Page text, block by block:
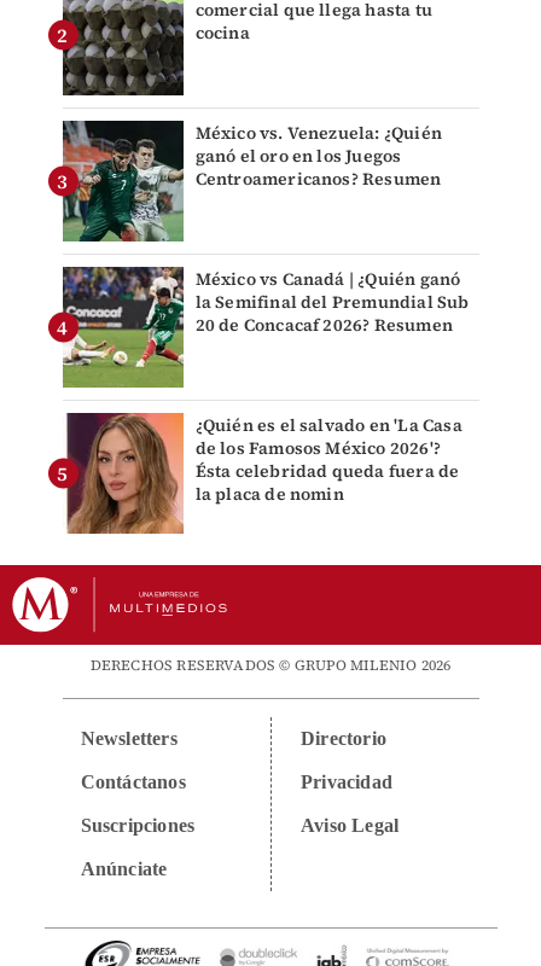
comercial que llega hasta tu
cocina
México vs. Venezuela: ¿Quién
ganó el oro en los Juegos
Centroamericanos? Resumen
México vs Canadá | ¿Quién ganó
la Semifinal del Premundial Sub
20 de Concacaf 2026? Resumen
¿Quién es el salvado en 'La Casa
de los Famosos México 2026'?
Ésta celebridad queda fuera de
la placa de nomin
DERECHOS RESERVADOS © GRUPO MILENIO 2026
Newsletters
Contáctanos
Suscripciones
Anúnciate
Directorio
Privacidad
Aviso Legal